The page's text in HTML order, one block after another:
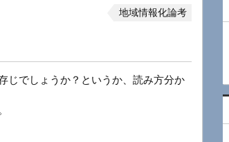
地域情報化論考
じでしょうか？というか、読み方分か